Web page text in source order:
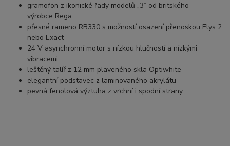
gramofon z ikonické řady modelů „3“ od britského
výrobce Rega
přesné rameno RB330 s možností osazení přenoskou Elys 2
nebo Exact
24 V asynchronní motor s nízkou hlučností a nízkými
vibracemi
leštěný talíř z 12 mm plaveného skla Optiwhite
elegantní podstavec z laminovaného akrylátu
pevná fenolová výztuha z vrchní i spodní strany